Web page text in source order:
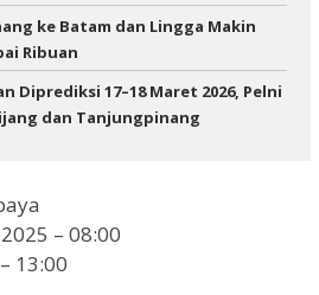
ke Batam dan Lingga Makin
Ribuan
Diprediksi 17–18 Maret 2026, Pelni
dan Tanjungpinang
– 08:00
13:00